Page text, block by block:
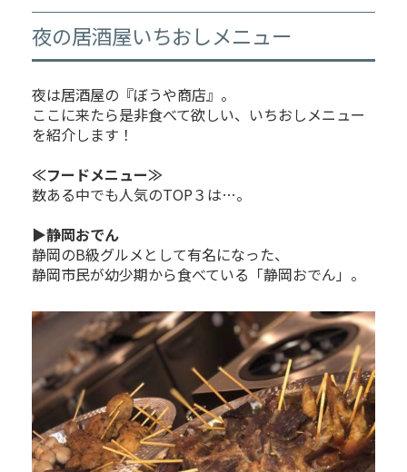
夜の居酒屋いちおしメニュー
夜は居酒屋の『ぼうや商店』。
ここに来たら是非食べて欲しい、いちおしメニュー
を紹介します！
≪フードメニュー≫
数ある中でも人気のTOP３は…。
▶静岡おでん
静岡のB級グルメとして有名になった、
静岡市民が幼少期から食べている「静岡おでん」。